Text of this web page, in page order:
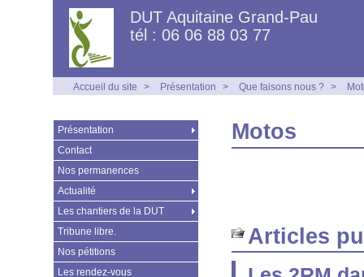
DUT Aquitaine Grand-Pau
tél : 06 06 88 03 77
Accueil du site > Présentation > Que faisons nous ? >
Motos
Articles
Présentation
Contact
Nos permanences
Actualité
Les chantiers de la DUT
Tribune libre.
Nos pétitions
Les rendez-vous